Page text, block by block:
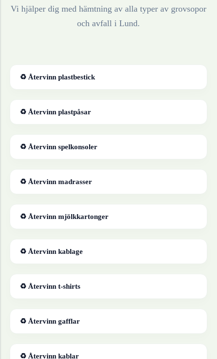
Vi hjälper dig med hämtning av alla typer av grovsopor
och avfall i Lund.
♻ Återvinn plastbestick
♻ Återvinn plastpåsar
♻ Återvinn spelkonsoler
♻ Återvinn madrasser
♻ Återvinn mjölkkartonger
♻ Återvinn kablage
♻ Återvinn t-shirts
♻ Återvinn gafflar
♻ Återvinn kablar